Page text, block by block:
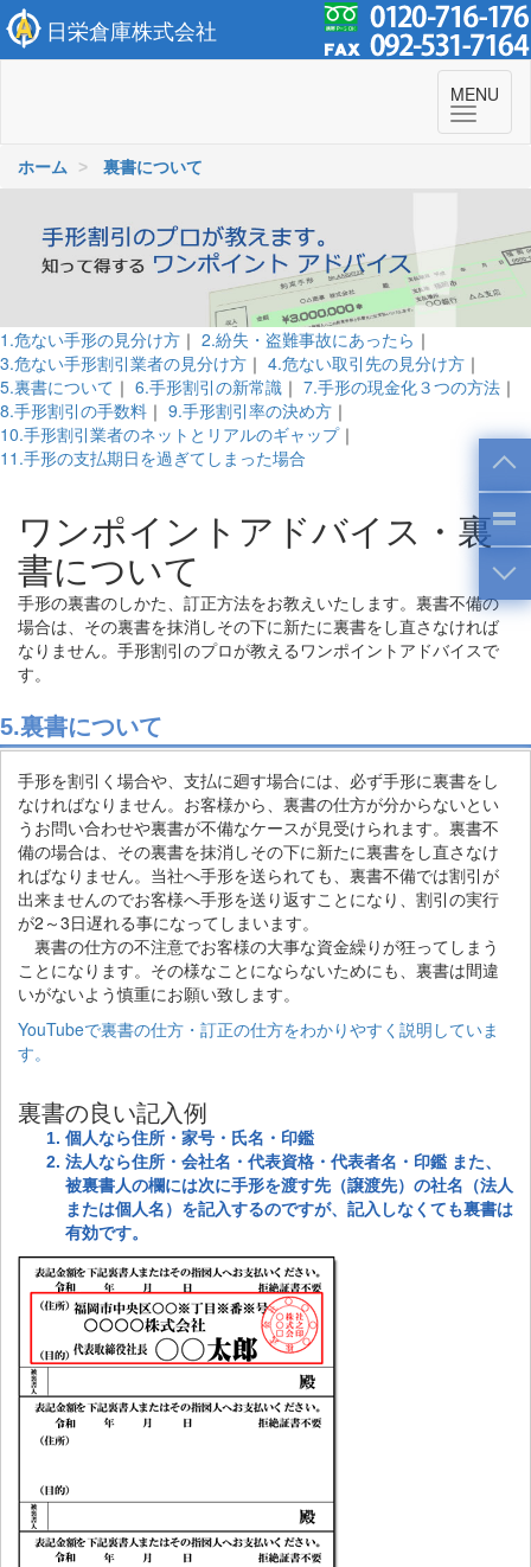
日栄倉庫株式会社
MENU
ホーム 裏書について
1.危ない手形の見分け方 ｜ 2.紛失・盗難事故にあったら ｜
3.危ない手形割引業者の見分け方 ｜ 4.危ない取引先の見分け方 ｜
5.裏書について ｜ 6.手形割引の新常識 ｜ 7.手形の現金化３つの方法 ｜
8.手形割引の手数料 ｜ 9.手形割引率の決め方 ｜
10.手形割引業者のネットとリアルのギャップ｜
11.手形の支払期日を過ぎてしまった場合
ワンポイントアドバイス・裏
書について
手形の裏書のしかた、訂正方法をお教えいたします。裏書不備の
場合は、その裏書を抹消しその下に新たに裏書をし直さなければ
なりません。手形割引のプロが教えるワンポイントアドバイスで
す。
5.裏書について
手形を割引く場合や、支払に廻す場合には、必ず手形に裏書をし
なければなりません。お客様から、裏書の仕方が分からないとい
うお問い合わせや裏書が不備なケースが見受けられます。裏書不
備の場合は、その裏書を抹消しその下に新たに裏書をし直さなけ
ればなりません。当社へ手形を送られても、裏書不備では割引が
出来ませんのでお客様へ手形を送り返すことになり、割引の実行
が2～3日遅れる事になってしまいます。
裏書の仕方の不注意でお客様の大事な資金繰りが狂ってしまう
ことになります。その様なことにならないためにも、裏書は間違
いがないよう慎重にお願い致します。
YouTubeで裏書の仕方・訂正の仕方をわかりやすく説明していま
す。
裏書の良い記入例
個人なら住所・家号・氏名・印鑑
法人なら住所・会社名・代表資格・代表者名・印鑑 また、
被裏書人の欄には次に手形を渡す先（譲渡先）の社名（法人
または個人名）を記入するのですが、記入しなくても裏書は
有効です。